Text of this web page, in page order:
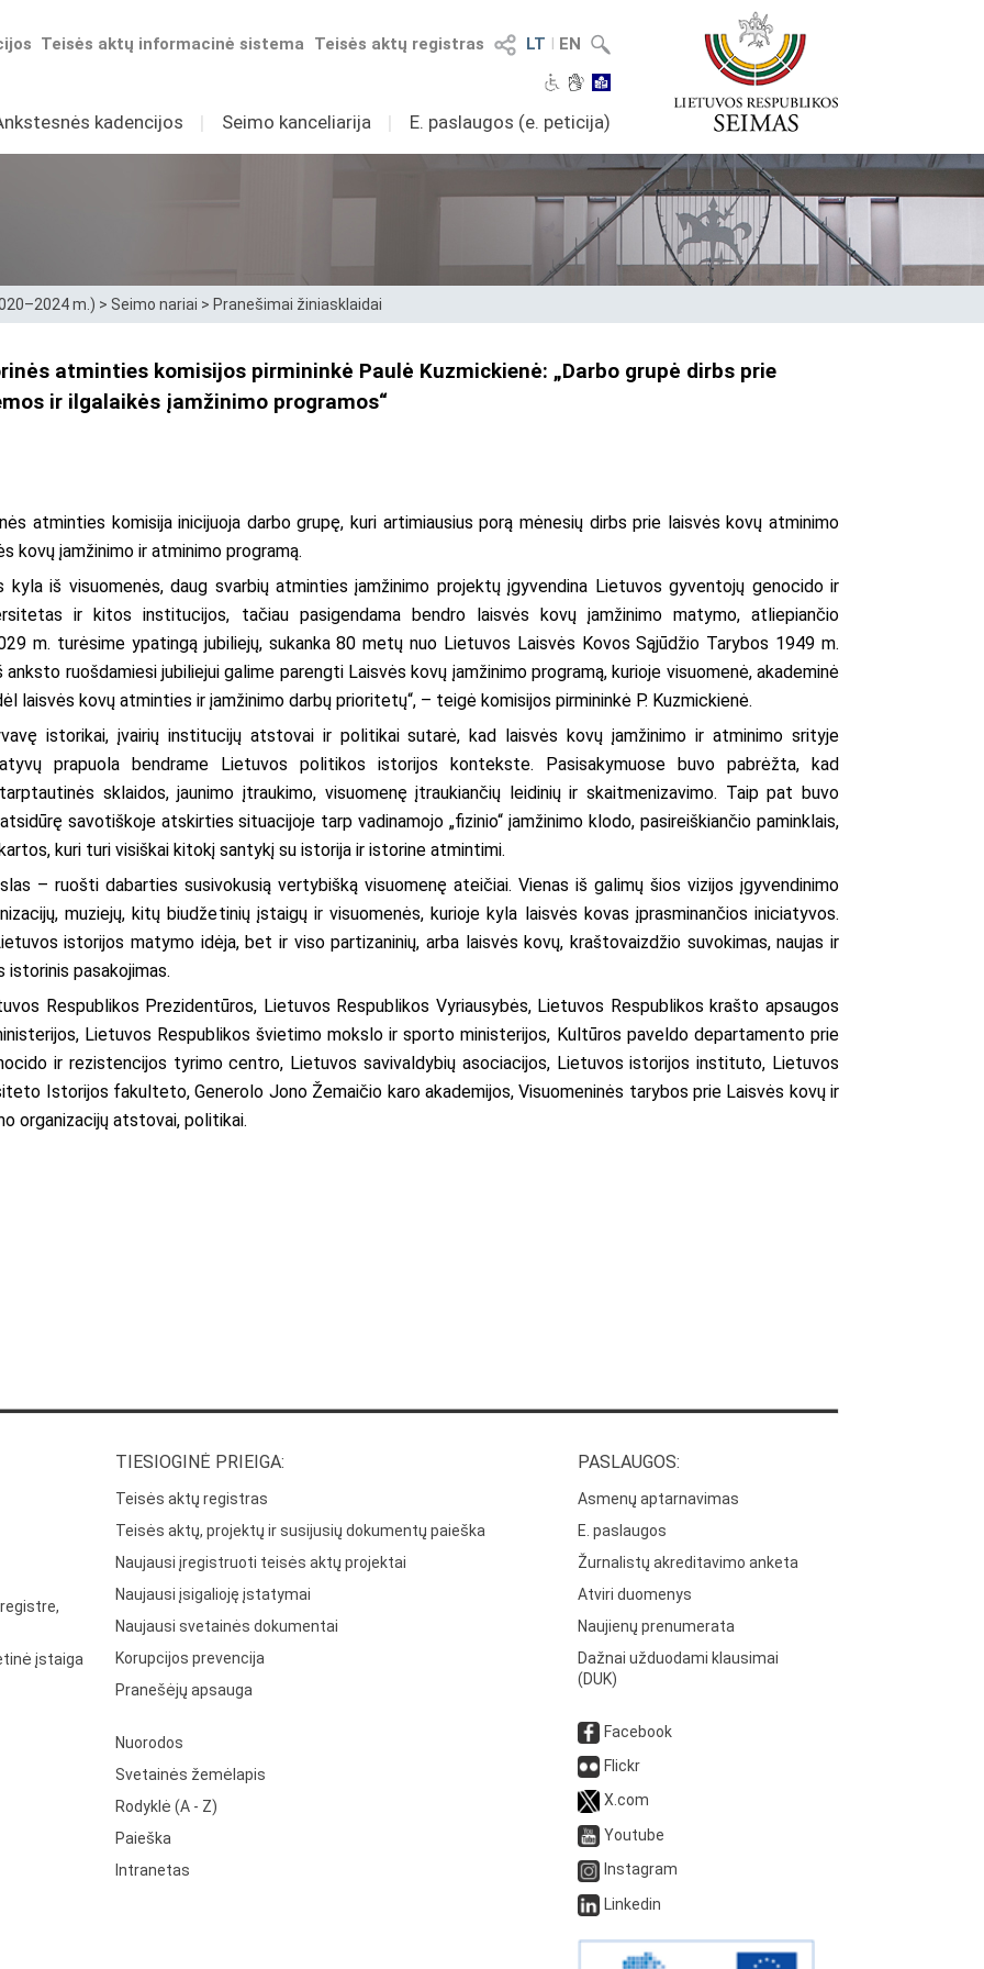
LT I EN
Teisės aktų registras
Teisės aktų informacinė sistema
kadencijos I Seimo kanceliarija I E. paslaugos (e. peticija)
m.) > Seimo nariai > Pranešimai žiniasklaidai
atminties komisijos pirmininkė Paulė Kuzmickienė: „Darbo grupė dirbs prie
ir ilgalaikės įamžinimo programos“
atminties komisija inicijuoja darbo grupę, kuri artimiausius porą mėnesių dirbs prie laisvės kovų atminimo
kovų įamžinimo ir atminimo programą.
kyla iš visuomenės, daug svarbių atminties įamžinimo projektų įgyvendina Lietuvos gyventojų genocido ir
ir kitos institucijos, tačiau pasigendama bendro laisvės kovų įamžinimo matymo, atliepiančio
m. turėsime ypatingą jubiliejų, sukanka 80 metų nuo Lietuvos Laisvės Kovos Sąjūdžio Tarybos 1949 m.
ruošdamiesi jubiliejui galime parengti Laisvės kovų įamžinimo programą, kurioje visuomenė, akademinė
laisvės kovų atminties ir įamžinimo darbų prioritetų“, – teigė komisijos pirmininkė P. Kuzmickienė.
istorikai, įvairių institucijų atstovai ir politikai sutarė, kad laisvės kovų įamžinimo ir atminimo srityje
prapuola bendrame Lietuvos politikos istorijos kontekste. Pasisakymuose buvo pabrėžta, kad
tarptautinės sklaidos, jaunimo įtraukimo, visuomenę įtraukiančių leidinių ir skaitmenizavimo. Taip pat buvo
savotiškoje atskirties situacijoje tarp vadinamojo „fizinio“ įamžinimo klodo, pasireiškiančio paminklais,
kuri turi visiškai kitokį santykį su istorija ir istorine atmintimi.
– ruošti dabarties susivokusią vertybišką visuomenę ateičiai. Vienas iš galimų šios vizijos įgyvendinimo
muziejų, kitų biudžetinių įstaigų ir visuomenės, kurioje kyla laisvės kovas įprasminančios iniciatyvos.
istorijos matymo idėja, bet ir viso partizaninių, arba laisvės kovų, kraštovaizdžio suvokimas, naujas ir
istorinis pasakojimas.
Respublikos Prezidentūros, Lietuvos Respublikos Vyriausybės, Lietuvos Respublikos krašto apsaugos
Lietuvos Respublikos švietimo mokslo ir sporto ministerijos, Kultūros paveldo departamento prie
ir rezistencijos tyrimo centro, Lietuvos savivaldybių asociacijos, Lietuvos istorijos instituto, Lietuvos
Istorijos fakulteto, Generolo Jono Žemaičio karo akademijos, Visuomeninės tarybos prie Laisvės kovų ir
organizacijų atstovai, politikai.
įstaiga
TIESIOGINĖ PRIEIGA:
Teisės aktų registras
Teisės aktų, projektų ir susijusių dokumentų paieška
Naujausi įregistruoti teisės aktų projektai
Naujausi įsigalioję įstatymai
Naujausi svetainės dokumentai
Korupcijos prevencija
Pranešėjų apsauga
Nuorodos
Svetainės žemėlapis
Rodyklė (A - Z)
Paieška
Intranetas
PASLAUGOS:
Asmenų aptarnavimas
E. paslaugos
Žurnalistų akreditavimo anketa
Atviri duomenys
Naujienų prenumerata
Dažnai užduodami klausimai
(DUK)
Facebook
Flickr
X.com
Youtube
Instagram
Linkedin